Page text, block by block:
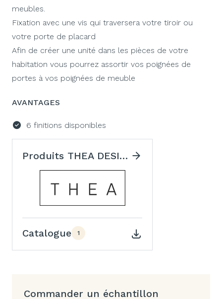
meubles.
Fixation avec une vis qui traversera votre tiroir ou
votre porte de placard
Afin de créer une unité dans les pièces de votre
habitation vous pourrez assortir vos poignées de
portes à vos poignées de meuble
AVANTAGES
6 finitions disponibles
Produits THEA DESIGN
Catalogue 1
Commander un échantillon